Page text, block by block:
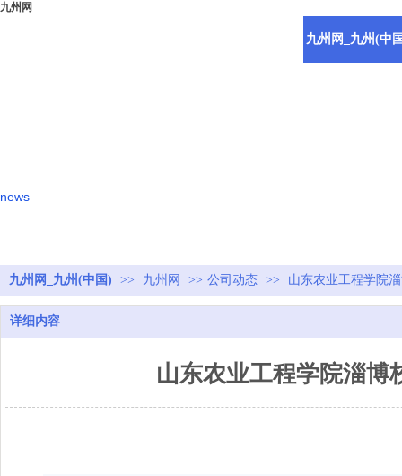
九州网
九州网_九州(中
news
九州网_九州(中国) >> 九州网 >> 公司动态 >> 山东农业工程学院
详细内容
山东农业工程学院淄博